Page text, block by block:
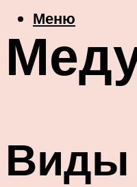
Меню
Виды